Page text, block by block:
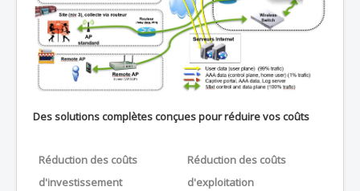
Des solutions complètes conçues pour réduire vos coûts
Réduction des coûts
d'investissement
Réduction des coûts
d'exploitation